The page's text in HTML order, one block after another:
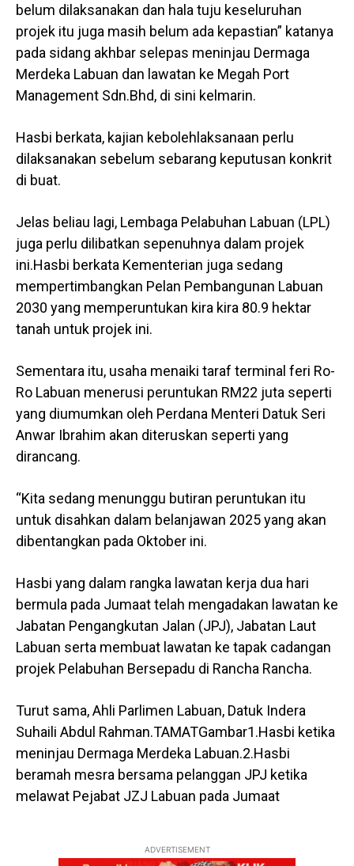
belum dilaksanakan dan hala tuju keseluruhan
projek itu juga masih belum ada kepastian” katanya
pada sidang akhbar selepas meninjau Dermaga
Merdeka Labuan dan lawatan ke Megah Port
Management Sdn.Bhd, di sini kelmarin.
Hasbi berkata, kajian kebolehlaksanaan perlu
dilaksanakan sebelum sebarang keputusan konkrit
di buat.
Jelas beliau lagi, Lembaga Pelabuhan Labuan (LPL)
juga perlu dilibatkan sepenuhnya dalam projek
ini.Hasbi berkata Kementerian juga sedang
mempertimbangkan Pelan Pembangunan Labuan
2030 yang memperuntukan kira kira 80.9 hektar
tanah untuk projek ini.
Sementara itu, usaha menaiki taraf terminal feri Ro-
Ro Labuan menerusi peruntukan RM22 juta seperti
yang diumumkan oleh Perdana Menteri Datuk Seri
Anwar Ibrahim akan diteruskan seperti yang
dirancang.
“Kita sedang menunggu butiran peruntukan itu
untuk disahkan dalam belanjawan 2025 yang akan
dibentangkan pada Oktober ini.
Hasbi yang dalam rangka lawatan kerja dua hari
bermula pada Jumaat telah mengadakan lawatan ke
Jabatan Pengangkutan Jalan (JPJ), Jabatan Laut
Labuan serta membuat lawatan ke tapak cadangan
projek Pelabuhan Bersepadu di Rancha Rancha.
Turut sama, Ahli Parlimen Labuan, Datuk Indera
Suhaili Abdul Rahman.TAMATGambar1.Hasbi ketika
meninjau Dermaga Merdeka Labuan.2.Hasbi
beramah mesra bersama pelanggan JPJ ketika
melawat Pejabat JZJ Labuan pada Jumaat
ADVERTISEMENT